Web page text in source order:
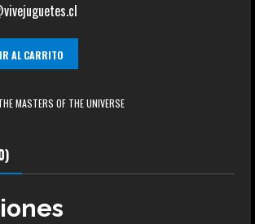
AL CARRITO
MASTERS OF THE UNIVERSE